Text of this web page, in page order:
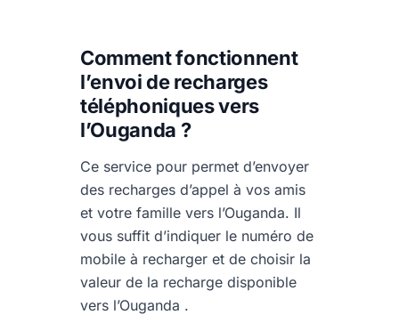
Comment fonctionnent
l’envoi de recharges
téléphoniques vers
l’Ouganda ?
Ce service pour permet d’envoyer
des recharges d’appel à vos amis
et votre famille vers l’Ouganda. Il
vous suffit d’indiquer le numéro de
mobile à recharger et de choisir la
valeur de la recharge disponible
vers l’Ouganda .